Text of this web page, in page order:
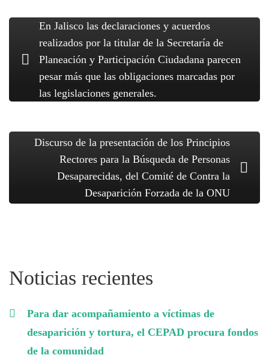
En Jalisco las declaraciones y acuerdos
realizados por la titular de la Secretaría de
Planeación y Participación Ciudadana parecen
pesar más que las obligaciones marcadas por
las legislaciones generales.
Discurso de la presentación de los Principios
Rectores para la Búsqueda de Personas
Desaparecidas, del Comité de Contra la
Desaparición Forzada de la ONU
Noticias recientes
Para dar acompañamiento a víctimas de
desaparición y tortura, el CEPAD procura fondos
de la comunidad